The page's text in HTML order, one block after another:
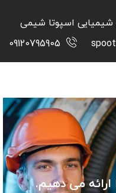
شیمیایی اسپوتا شیمی
09120795905
ارائه می دهیم.